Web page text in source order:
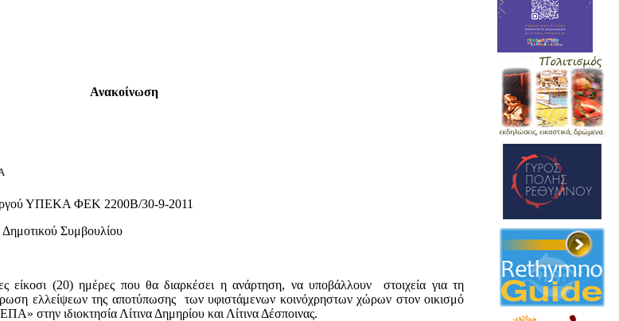
Ανακοίνωση
ΥΠΕΚΑ ΦΕΚ 2200Β/30-9-2011
Συμβουλίου
είκοσι (20) ημέρες που θα διαρκέσει η ανάρτηση, να υποβάλλουν στοιχεία για τη
ελλείψεων της αποτύπωσης των υφιστάμενων κοινόχρηστων χώρων στον οικισμό
ιδιοκτησία Λίτινα Δημηρίου και Λίτινα Δέσποινας.